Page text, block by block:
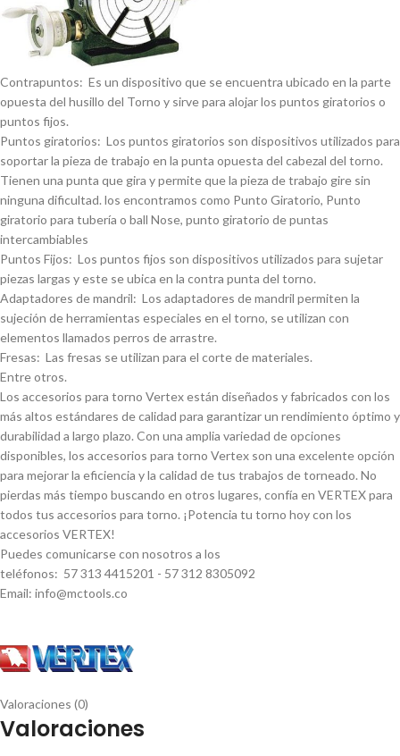
Contrapuntos: Es un dispositivo que se encuentra ubicado en la parte
opuesta del husillo del Torno y sirve para alojar los puntos giratorios o
puntos fijos.
Puntos giratorios: Los puntos giratorios son dispositivos utilizados para
soportar la pieza de trabajo en la punta opuesta del cabezal del torno.
Tienen una punta que gira y permite que la pieza de trabajo gire sin
ninguna dificultad. los encontramos como Punto Giratorio, Punto
giratorio para tuberí­a o ball Nose, punto giratorio de puntas
intercambiables
Puntos Fijos: Los puntos fijos son dispositivos utilizados para sujetar
piezas largas y este se ubica en la contra punta del torno.
Adaptadores de mandril: Los adaptadores de mandril permiten la
sujeción de herramientas especiales en el torno, se utilizan con
elementos llamados perros de arrastre.
Fresas: Las fresas se utilizan para el corte de materiales.
Entre otros.
Los accesorios para torno Vertex están diseñados y fabricados con los
más altos estándares de calidad para garantizar un rendimiento óptimo y
durabilidad a largo plazo. Con una amplia variedad de opciones
disponibles, los accesorios para torno Vertex son una excelente opción
para mejorar la eficiencia y la calidad de tus trabajos de torneado. No
pierdas más tiempo buscando en otros lugares, confí­a en VERTEX para
todos tus accesorios para torno. ¡Potencia tu torno hoy con los
accesorios VERTEX!
Puedes comunicarse con nosotros a los
teléfonos: 57 313 4415201 - 57 312 8305092
Email: info@mctools.co
Valoraciones (0)
Valoraciones